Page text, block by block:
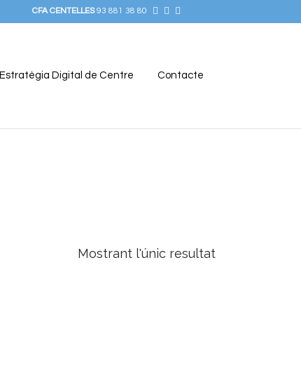
CFA CENTELLES93 881 38 80
Estratègia Digital de Centre Contacte
Mostrant l'únic resultat